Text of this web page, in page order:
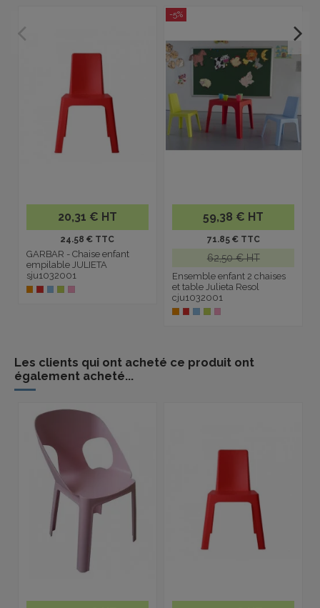
20,31 € HT
24.58 € TTC
GARBAR - Chaise enfant
empilable JULIETA
sju1032001
-5%
59,38 € HT
71.85 € TTC
62,50 € HT
Ensemble enfant 2 chaises
et table Julieta Resol
cju1032001
Les clients qui ont acheté ce produit ont
également acheté...